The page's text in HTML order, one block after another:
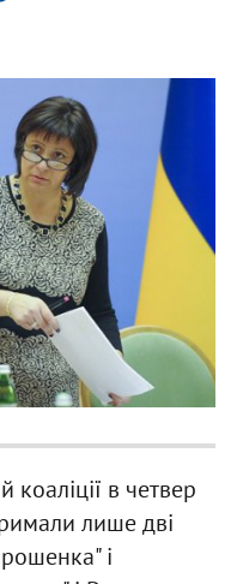
коаліції в четвер
лише дві
і